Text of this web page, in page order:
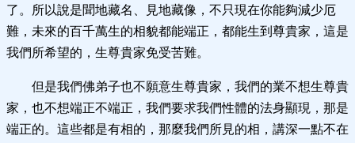
了。所以說是聞地藏名、見地藏像，不只現在你能夠減少厄
難，未來的百千萬生的相貌都能端正，都能生到尊貴家，這是
我們所希望的，生尊貴家免受苦難。
但是我們佛弟子也不願意生尊貴家，我們的業不想生尊貴
家，也不想端正不端正，我們要求我們性體的法身顯現，那是
端正的。這些都是有相的，那麼我們所見的相，講深一點不在